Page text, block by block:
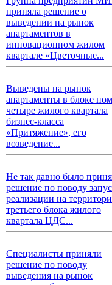
приняла решение о
выведении на рынок
апартаментов в
инновационном жилом
квартале «Цветочные...
Выведены на рынок
апартаменты в блоке
четыре жилого квартала
бизнес-класса
«Притяжение», его
возведение...
Не так давно было
решение по поводу
реализации на
третьего блока жилого
квартала ЦДС...
Специалисты приняли
решение по поводу
выведения на рынок